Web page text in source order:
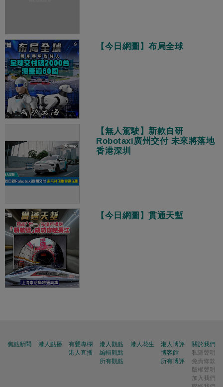
【今日網圖】布局全球
【無人駕駛】新款自研
Robotaxi廣州交付 未來將落地
香港深圳
【今日網圖】貫通天塹
焦點新聞 港人點播
有聲專欄
港人直播
港人觀點
編輯觀點
所有觀點
港人花生
港人博評
博客館
所有博評
關於我們
私隱聲明
免責條款
版權聲明
加入我們